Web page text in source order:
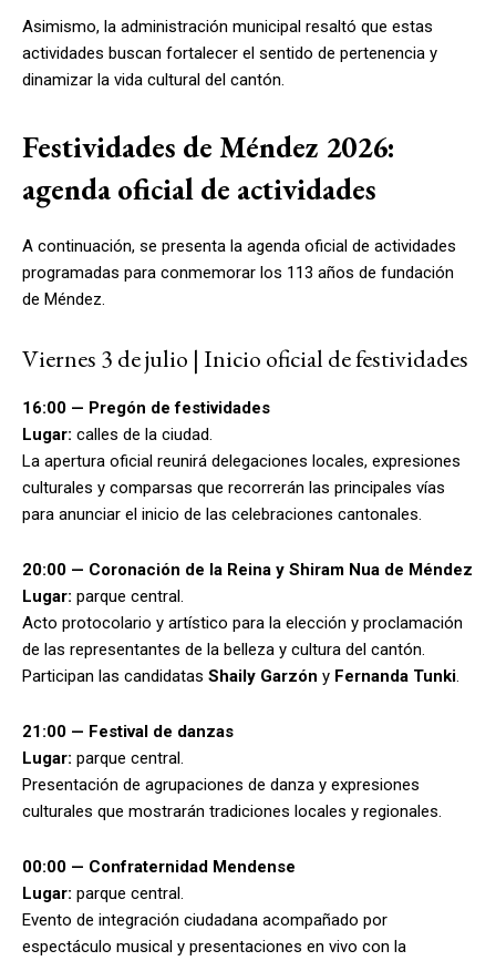
Asimismo, la administración municipal resaltó que estas
actividades buscan fortalecer el sentido de pertenencia y
dinamizar la vida cultural del cantón.
Festividades de Méndez 2026:
agenda oficial de actividades
A continuación, se presenta la agenda oficial de actividades
programadas para conmemorar los 113 años de fundación
de Méndez.
Viernes 3 de julio | Inicio oficial de festividades
16:00 — Pregón de festividades
Lugar: calles de la ciudad.
La apertura oficial reunirá delegaciones locales, expresiones
culturales y comparsas que recorrerán las principales vías
para anunciar el inicio de las celebraciones cantonales.
20:00 — Coronación de la Reina y Shiram Nua de Méndez
Lugar: parque central.
Acto protocolario y artístico para la elección y proclamación
de las representantes de la belleza y cultura del cantón.
Participan las candidatas Shaily Garzón y Fernanda Tunki.
21:00 — Festival de danzas
Lugar: parque central.
Presentación de agrupaciones de danza y expresiones
culturales que mostrarán tradiciones locales y regionales.
00:00 — Confraternidad Mendense
Lugar: parque central.
Evento de integración ciudadana acompañado por
espectáculo musical y presentaciones en vivo con la